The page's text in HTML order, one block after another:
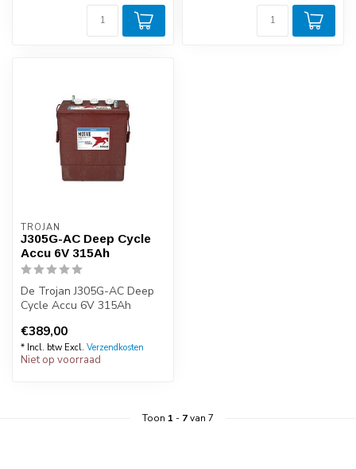
TROJAN
J305G-AC Deep Cycle
Accu 6V 315Ah
De Trojan J305G-AC Deep
Cycle Accu 6V 315Ah
als het ...
€389,00
* Incl. btw Excl. Verzendkosten
Niet op voorraad
Toon 1 - 7van 7